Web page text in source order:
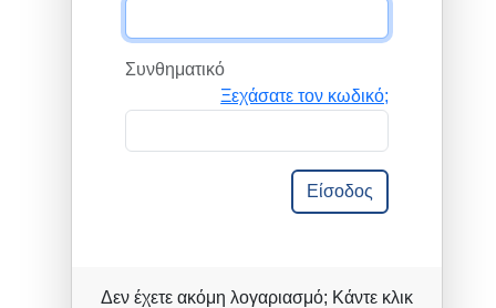
Συνθηματικό
Ξεχάσατε τον κωδικό;
Είσοδος
Δεν έχετε ακόμη λογαριασμό; Κάντε κλικ